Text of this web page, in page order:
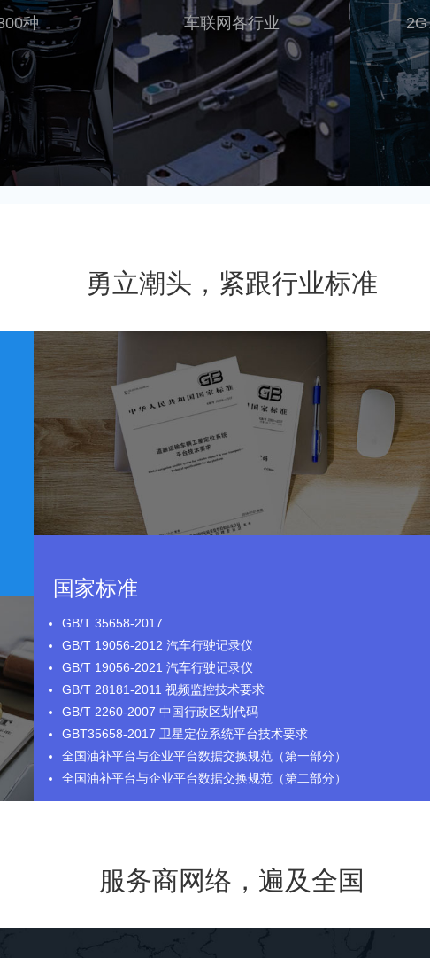
种 车联网各行业
勇立潮头，紧跟行业标准
国家标准
GB/T 35658-2017
GB/T 19056-2012 汽车行驶记录仪
GB/T 19056-2021 汽车行驶记录仪
GB/T 28181-2011 视频监控技术要求
GB/T 2260-2007 中国行政区划代码
GBT35658-2017 卫星定位系统平台技术要求
全国油补平台与企业平台数据交换规范（第一部分）
全国油补平台与企业平台数据交换规范（第二部分）
服务商网络，遍及全国